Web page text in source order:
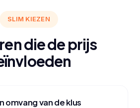
SLIM KIEZEN
die de prijs
omvang van de klus